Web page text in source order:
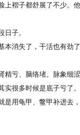
上褶子都舒展了不少。
子。
本消失了，干活也有劲
精亏、脑络堵。脉象细
实很多时候是底子亏了
是用龟甲、鳖甲补进去